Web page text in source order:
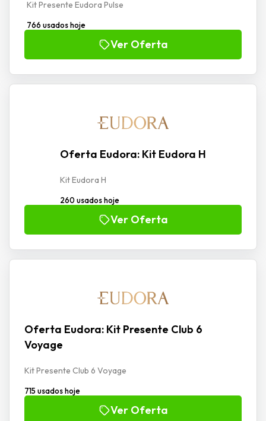
Kit Presente Eudora Pulse
766 usados hoje
Ver Oferta
Oferta Eudora: Kit Eudora H
Kit Eudora H
260 usados hoje
Ver Oferta
Oferta Eudora: Kit Presente Club 6
Voyage
Kit Presente Club 6 Voyage
715 usados hoje
Ver Oferta